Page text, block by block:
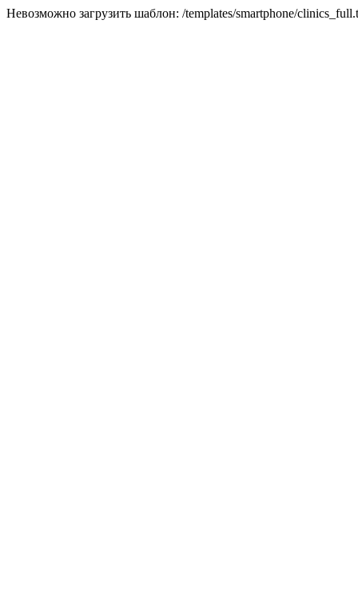
Невозможно загрузить шаблон: /templates/smartphone/